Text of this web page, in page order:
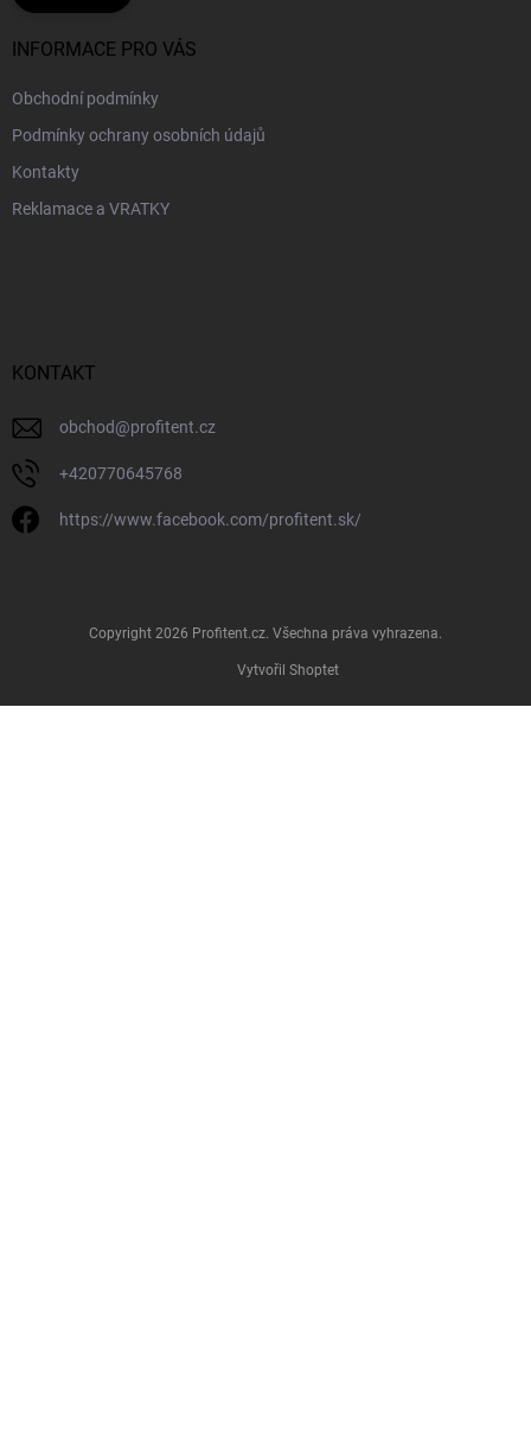
INFORMACE PRO VÁS
Obchodní podmínky
Podmínky ochrany osobních údajů
Kontakty
Reklamace a VRATKY
KONTAKT
obchod@profitent.cz
+420770645768
https://www.facebook.com/profitent.sk/
Vytvořil Shoptet
Copyright 2026 Profitent.cz. Všechna práva vyhrazena.